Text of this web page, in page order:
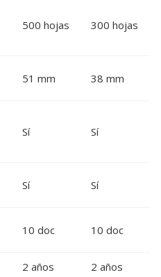
500 hojas 300 hojas
51 mm 38 mm
Sí Sí
Sí Sí
10 doc 10 doc
2 años 2 años